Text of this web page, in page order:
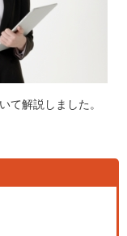
て解説しました。